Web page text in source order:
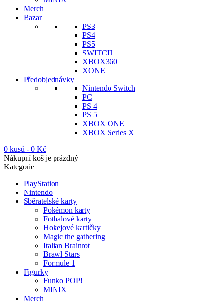
Merch
Bazar
PS3
PS4
PS5
SWITCH
XBOX360
XONE
Předobjednávky
Nintendo Switch
PC
PS 4
PS 5
XBOX ONE
XBOX Series X
0 kusů - 0 Kč
Nákupní koš je prázdný
Kategorie
PlayStation
Nintendo
Sběratelské karty
Pokémon karty
Fotbalové karty
Hokejové kartičky
Magic the gathering
Italian Brainrot
Brawl Stars
Formule 1
Figurky
Funko POP!
MINIX
Merch